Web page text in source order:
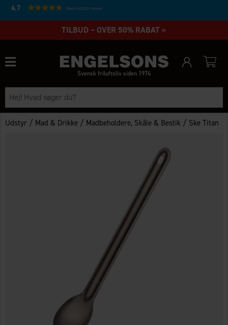
4.7 Baseret på 27231 stemmer
TILBUD – OVER 50% RABAT »
Svensk friluftsliv siden 1974
Udstyr / Mad & Drikke / Madbeholdere, Skåle & Bestik / Ske Titan